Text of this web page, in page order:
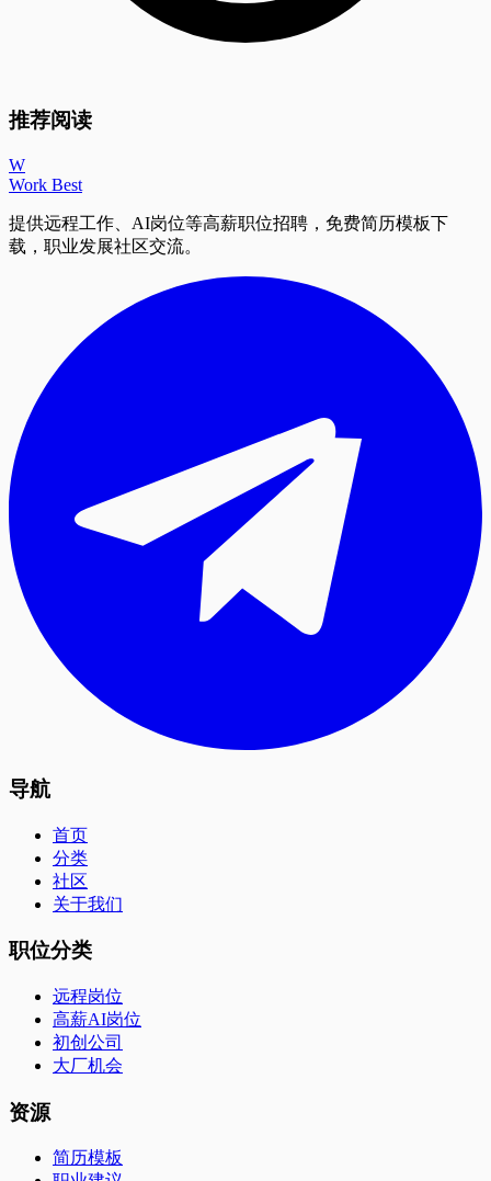
推荐阅读
W
Work Best
提供远程工作、AI岗位等高薪职位招聘，免费简历模板下
载，职业发展社区交流。
导航
首页
分类
社区
关于我们
职位分类
远程岗位
高薪AI岗位
初创公司
大厂机会
资源
简历模板